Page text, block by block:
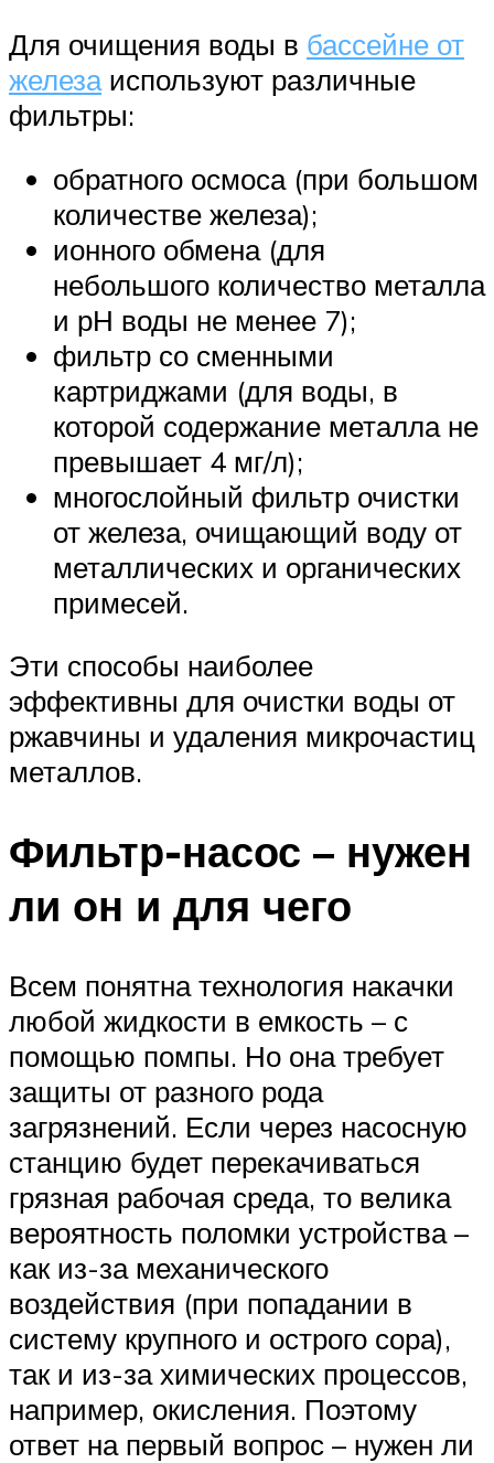
Для очищения воды в бассейне от
железаиспользуют различные
фильтры:
обратного осмоса (при большом
количестве железа);
ионного обмена (для
небольшого количество металла
и рН воды не менее 7);
фильтр со сменными
картриджами (для воды, в
которой содержание металла не
превышает 4 мг/л);
многослойный фильтр очистки
от железа, очищающий воду от
металлических и органических
примесей.
Эти способы наиболее
эффективны для очистки воды от
ржавчины и удаления микрочастиц
металлов.
Фильтр-насос – нужен
ли он и для чего
Всем понятна технология накачки
любой жидкости в емкость – с
помощью помпы. Но она требует
защиты от разного рода
загрязнений. Если через насосную
станцию будет перекачиваться
грязная рабочая среда, то велика
вероятность поломки устройства –
как из-за механического
воздействия (при попадании в
систему крупного и острого сора),
так и из-за химических процессов,
например, окисления. Поэтому
ответ на первый вопрос – нужен ли